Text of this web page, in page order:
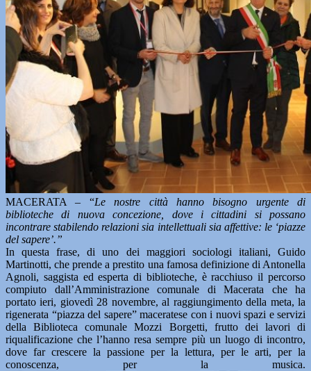
MACERATA – “Le nostre città hanno bisogno urgente di
biblioteche di nuova concezione, dove i cittadini si possano
incontrare stabilendo relazioni sia intellettuali sia affettive: le ‘piazze
del sapere’.”
In questa frase, di uno dei maggiori sociologi italiani, Guido
Martinotti, che prende a prestito una famosa definizione di Antonella
Agnoli, saggista ed esperta di biblioteche, è racchiuso il percorso
compiuto dall’Amministrazione comunale di Macerata che ha
portato ieri, giovedì 28 novembre, al raggiungimento della meta, la
rigenerata “piazza del sapere” maceratese con i nuovi spazi e servizi
della Biblioteca comunale Mozzi Borgetti, frutto dei lavori di
riqualificazione che l’hanno resa sempre più un luogo di incontro,
dove far crescere la passione per la lettura, per le arti, per la
conoscenza, per la musica.